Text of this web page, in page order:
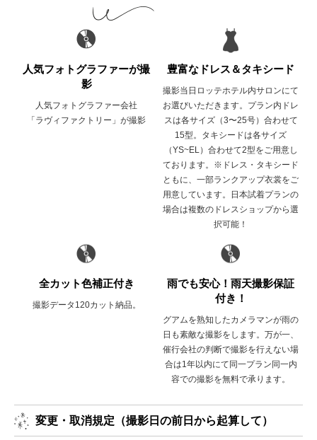
人気フォトグラファーが撮
影
人気フォトグラファー会社
「ラヴィファクトリー」が撮影
豊富なドレス＆タキシード
撮影当日ロッテホテル内サロンにて
お選びいただきます。プラン内ドレ
スは各サイズ（3〜25号）合わせて
15型。タキシードは各サイズ
（YS~EL）合わせて2型をご用意し
ております。※ドレス・タキシード
ともに、一部ランクアップ衣裳をご
用意しています。日本試着プランの
場合は複数のドレスショップから選
択可能！
全カット色補正付き
撮影データ120カット納品。
雨でも安心！雨天撮影保証
付き！
グアムを熟知したカメラマンが雨の
日も素敵な撮影をします。万が一、
催行会社の判断で撮影を行えない場
合は1年以内にて同一プラン同一内
容での撮影を無料で承ります。
変更・取消規定（撮影日の前日から起算して）